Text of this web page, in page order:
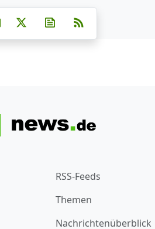
auf Facebook
Teilen auf Whatsapp
Teilen auf Telegram
Pinterest
Per E-Mail teilen
Post auf XNewsletter abonnieren
RSS-Feeds
Themen
Nachrichtenüberblick